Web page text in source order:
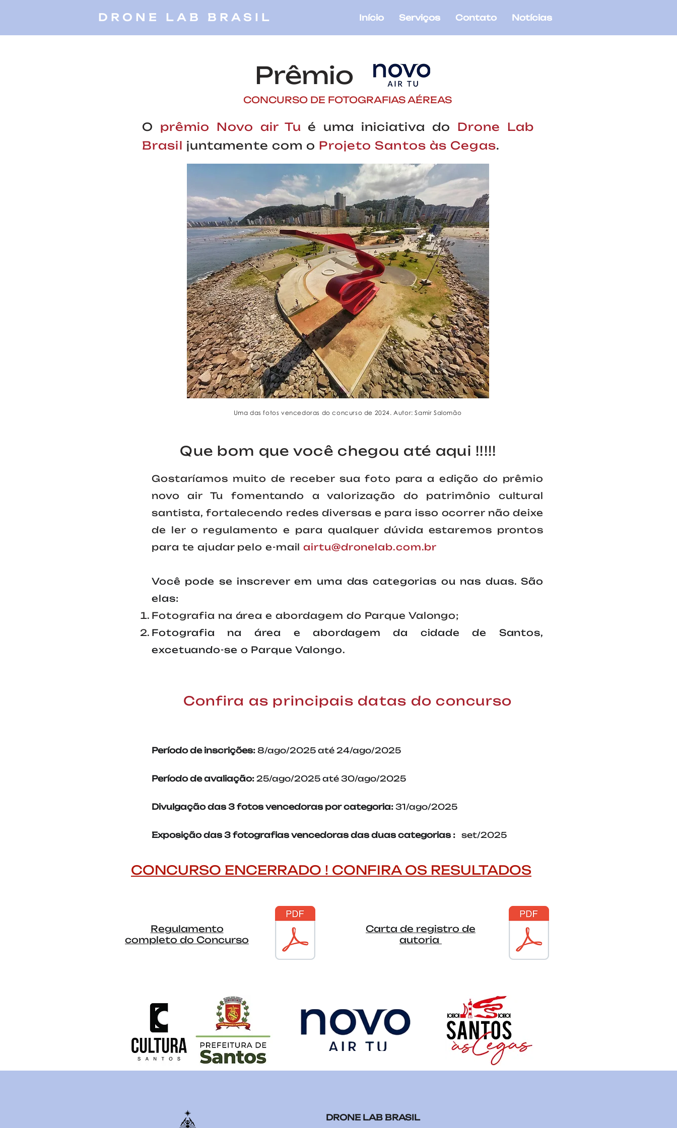
DRONE LAB BRASIL Início Serviços Contato Notícias
Prêmio
CONCURSO DE FOTOGRAFIAS AÉREAS
O prêmio Novo air Tu é uma iniciativa do Drone Lab
Brasil juntamente com o Projeto Santos às Cegas.
Uma das fotos vencedoras do concurso de 2024. Autor: Samir Salomão
Que bom que você chegou até aqui !!!!!
Gostaríamos muito de receber sua foto para a edição do prêmio
novo air Tu fomentando a valorização do patrimônio cultural
santista, fortalecendo redes diversas e para isso ocorrer não deixe
de ler o regulamento e para qualquer dúvida estaremos prontos
para te ajudar pelo e-mailairtu@dronelab.com.br
Você pode se inscrever em uma das categorias ou nas duas. São
elas:
Fotografia na área e abordagem do Parque Valongo;
Fotografia na área e abordagem da cidade de Santos,
excetuando-se o Parque Valongo.
Confira as principais datas do concurso
Período de inscrições: 8/ago/2025 até 24/ago/2025
Período de avaliação: 25/ago/2025 até 30/ago/2025
Divulgação das 3 fotos vencedoras por categoria: 31/ago/2025
Exposição das 3 fotografias vencedoras das duas categorias : set/2025
CONCURSO ENCERRADO ! CONFIRA OS RESULTADOS
Regulamento
completo do Concurso
Carta de registro de
autoria
DRONE LAB BRASIL